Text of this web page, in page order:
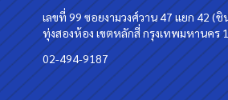
เลขที่ 99 ซอยงามวงศ์วาน 47 แยก 42 (ชิ
ทุ่งสองห้อง เขตหลักสี่ กรุงเทพมหานคร
02-494-9187